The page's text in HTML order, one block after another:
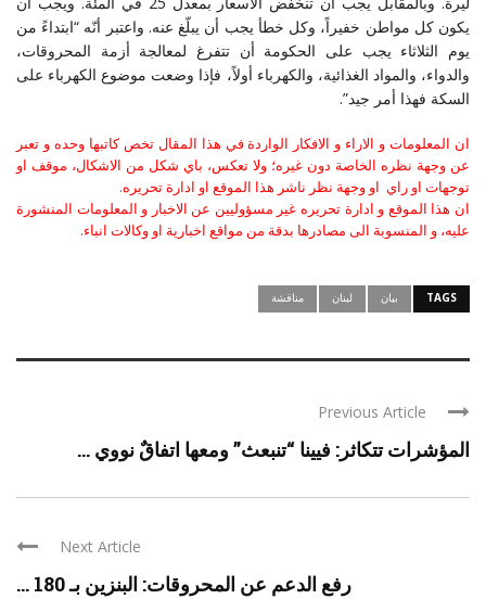
يكون كل مواطن خفيراً، وكل خطأ يجب أن يبلّغ عنه. واعتبر أنّه “ابتداءً من
يوم الثلاثاء يجب على الحكومة أن تتفرغ لمعالجة أزمة المحروقات،
والدواء، والمواد الغذائية، والكهرباء أولاً، فإذا وضعت موضوع الكهرباء على
السكة فهذا أمر جيد”.
ان المعلومات و الاراء و الافكار الواردة في هذا المقال تخص كاتبها وحده و تعبر
عن وجهة نظره الخاصة دون غيره؛ ولا تعكس، باي شكل من الاشكال، موقف او
توجهات او راي او وجهة نظر ناشر هذا الموقع او ادارة تحريره.
ان هذا الموقع و ادارة تحريره غير مسؤوليين عن الاخبار و المعلومات المنشورة
عليه، و المنسوبة الى مصادرها بدقة من مواقع اخبارية او وكالات انباء.
TAGS بيان لبنان مناقشة
Previous Article
المؤشرات تتكاثر: فيينا “تنبعث” ومعها اتفاقٌ نووي ...
Next Article
رفع الدعم عن المحروقات: البنزين بـ 180 ...